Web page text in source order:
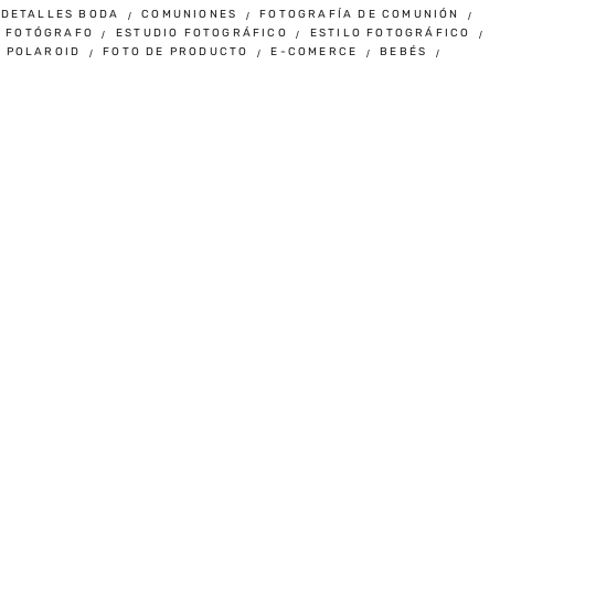
DETALLES BODA COMUNIONES
FOTOGRAFÍA DE COMUNIÓN
FOTÓGRAFO ESTUDIO FOTOGRÁFICO
ESTILO FOTOGRÁFICO
POLAROID FOTO DE PRODUCTO E-COMERCE
BEBÉS